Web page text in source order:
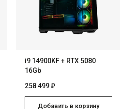
i9 14900KF + RTX 5080
16Gb
258 499 ₽
Добавить в корзину